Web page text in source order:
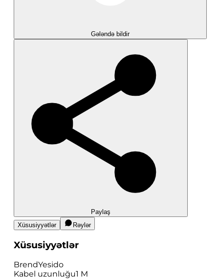
Gələndə bildir
Paylaş
Xüsusiyyətlər
Rəylər
Xüsusiyyətlər
BrendYesido
Kabel uzunluğu1 M